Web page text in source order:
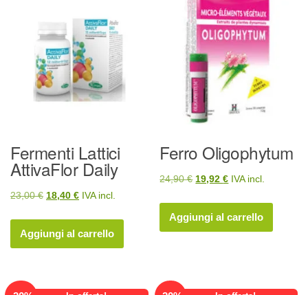
Fermenti Lattici
AttivaFlor Daily
23,00€ Il
originale
era:
18,40 €Il
attuale
è:
IVA incl.
Aggiungi al carrello
Ferro Oligophytum
24,90€ Il
originale
era:
19,92€Il
attuale
è:
IVA incl.
Aggiungi al carrello